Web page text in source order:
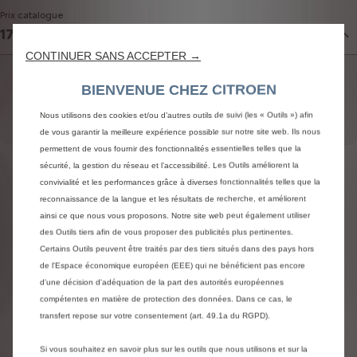
Prix catalogue
17 300 € HT
Personnalisation
Options
Total des options
De série
Design extérieur
Color Clips Infra Rouge
Projecteurs LED
Pack Design
Confort & Sécurité
Aide au stationnement arrière
CONTINUER SANS ACCEPTER →
BIENVENUE CHEZ CITROEN
Nous utilisons des cookies et/ou d’autres outils de suivi (les « Outils ») afin
de vous garantir la meilleure expérience possible sur notre site web. Ils nous
permettent de vous fournir des fonctionnalités essentielles telles que la
sécurité, la gestion du réseau et l’accessibilité. Les Outils améliorent la
convivialité et les performances grâce à diverses fonctionnalités telles que la
reconnaissance de la langue et les résultats de recherche, et améliorent
ainsi ce que nous vous proposons. Notre site web peut également utiliser
des Outils tiers afin de vous proposer des publicités plus pertinentes.
Certains Outils peuvent être traités par des tiers situés dans des pays hors
de l'Espace économique européen (EEE) qui ne bénéficient pas encore
d'une décision d'adéquation de la part des autorités européennes
compétentes en matière de protection des données. Dans ce cas, le
transfert repose sur votre consentement (art. 49.1a du RGPD).
Si vous souhaitez en savoir plus sur les outils que nous utilisons et sur la